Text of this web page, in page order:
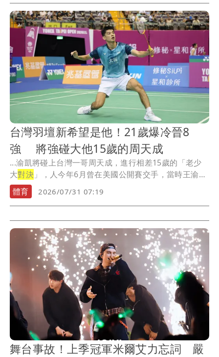
台灣羽壇新希望是他！21歲爆冷晉8
強 將強碰大他15歲的周天成
...渝凱將碰上台灣一哥周天成，進行相差15歲的「老少
大對決 」，人今年6月曾在美國公開賽交手，當時王渝凱
以...
體育 2026/07/31 07:19
舞台事故！上季冠軍米爾艾力忘詞 嚴